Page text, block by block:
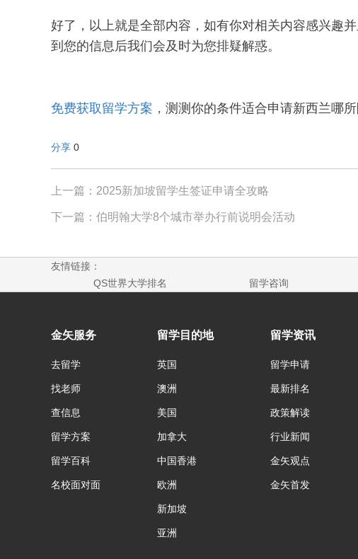
好了，以上就是全部内容，如有你对相关内容感兴趣
到您的信息后我们会及时为您排疑解惑。
免费获取留学方案 ， 测测你的条件适合申请新西兰哪
分享 0
上一篇：2025新加坡留学生签证申请全攻略
下一篇：伯明翰大学8个城市举办行前说明会活动
友情链接：
QS世界大学排名
留学咨询
金矢服务
去留学
找老师
查信息
留学方案
留学百科
名校面对面
留学目的地
英国
澳洲
美国
加拿大
中国香港
欧洲
新加坡
亚洲
留学资讯
留学申请
最新排名
政策解读
行业新闻
金矢观点
金矢首发